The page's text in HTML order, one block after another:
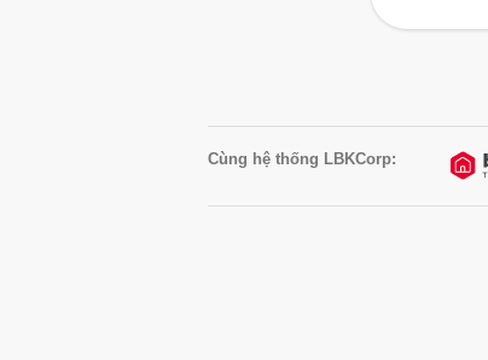
Cùng hệ thống LBKCorp: